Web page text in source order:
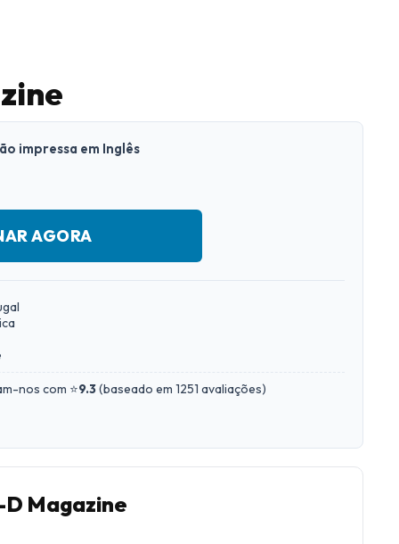
impressa em Inglês
AGORA
nos com ⭐9.3(baseado em 1251 avaliações)
Magazine